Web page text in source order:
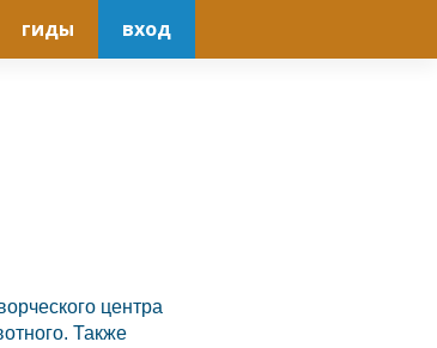
гиды вход
центра
Также